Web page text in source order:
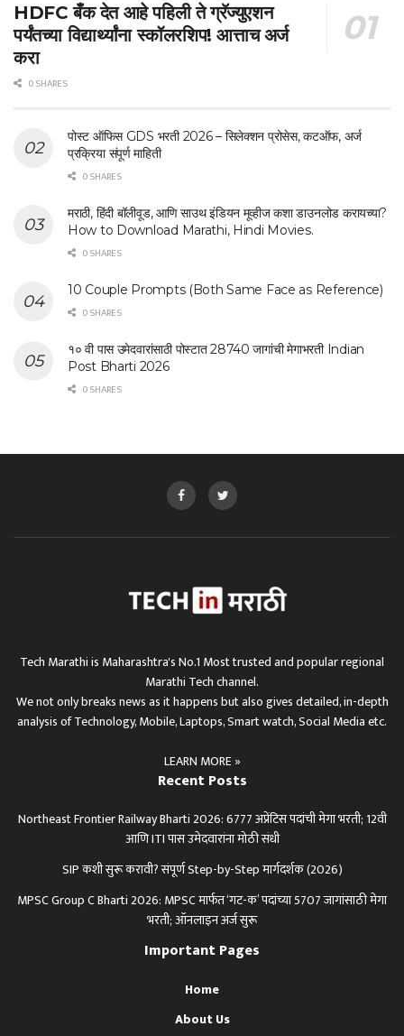
HDFC बँक देत आहे पहिली ते ग्रॅज्युएशन
पर्यंतच्या विद्यार्थ्यांना स्कॉलरशिप! आत्ताच अर्ज
करा
0 SHARES
पोस्ट ऑफिस GDS भरती 2026 – सिलेक्शन प्रोसेस, कटऑफ, अर्ज
प्रक्रिया संपूर्ण माहिती
0 SHARES
मराठी, हिंदी बॉलीवूड, आणि साउथ इंडियन मूव्हीज कशा डाउनलोड करायच्या?
How to Download Marathi, Hindi Movies.
0 SHARES
10 Couple Prompts (Both Same Face as Reference)
0 SHARES
१० वी पास उमेदवारांसाठी पोस्टात 28740 जागांची मेगाभरती Indian
Post Bharti 2026
0 SHARES
Tech Marathi is Maharashtra's No.1 Most trusted and popular regional
Marathi Tech channel.
We not only breaks news as it happens but also gives detailed, in-depth
analysis of Technology, Mobile, Laptops, Smart watch, Social Media etc.
LEARN MORE »
Recent Posts
Northeast Frontier Railway Bharti 2026: 6777 अप्रेंटिस पदांची मेगा भरती; 12वी
आणि ITI पास उमेदवारांना मोठी संधी
SIP कशी सुरू करावी? संपूर्ण Step-by-Step मार्गदर्शक (2026)
MPSC Group C Bharti 2026: MPSC मार्फत ‘गट-क’ पदांच्या 5707 जागांसाठी मेगा
भरती; ऑनलाइन अर्ज सुरू
Important Pages
Home
About Us